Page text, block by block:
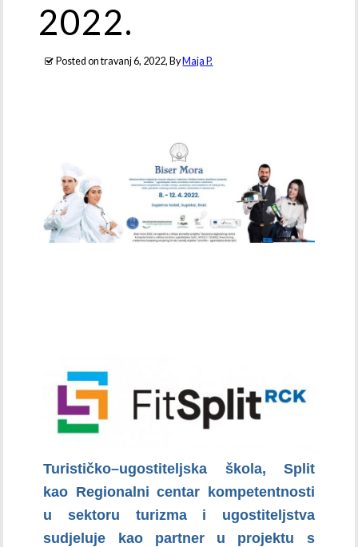
2022.
Posted on travanj 6, 2022, By Maja P.
Turističko–ugostiteljska škola, Split
kao Regionalni centar kompetentnosti
u sektoru turizma i ugostiteljstva
sudjeluje kao partner u projektu s